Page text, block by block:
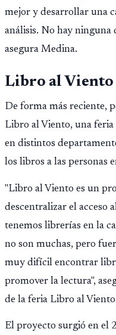
mejor y desarrollar una
análisis. No hay ninguna
asegura Medina.
Libro al Viento
De forma más reciente,
Libro al Viento, una
en distintos
los libros a las personas
"Libro al Viento es un
descentralizar el acceso
tenemos librerías en la
no son muchas, pero
muy difícil encontrar
promover la lectura",
de la feria Libro al
El proyecto surgió en el